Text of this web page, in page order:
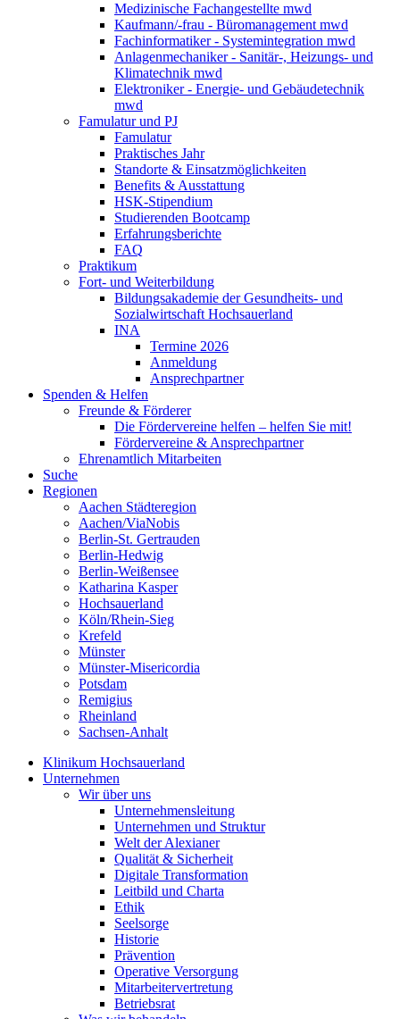
Medizinische Fachangestellte mwd
Kaufmann/-frau - Büromanagement mwd
Fachinformatiker - Systemintegration mwd
Anlagenmechaniker - Sanitär-, Heizungs- und
Klimatechnik mwd
Elektroniker - Energie- und Gebäudetechnik
mwd
Famulatur und PJ
Famulatur
Praktisches Jahr
Standorte & Einsatzmöglichkeiten
Benefits & Ausstattung
HSK-Stipendium
Studierenden Bootcamp
Erfahrungsberichte
FAQ
Praktikum
Fort- und Weiterbildung
Bildungsakademie der Gesundheits- und
Sozialwirtschaft Hochsauerland
INA
Termine 2026
Anmeldung
Ansprechpartner
Spenden & Helfen
Freunde & Förderer
Die Fördervereine helfen – helfen Sie mit!
Fördervereine & Ansprechpartner
Ehrenamtlich Mitarbeiten
Suche
Regionen
Aachen Städteregion
Aachen/ViaNobis
Berlin-St. Gertrauden
Berlin-Hedwig
Berlin-Weißensee
Katharina Kasper
Hochsauerland
Köln/Rhein-Sieg
Krefeld
Münster
Münster-Misericordia
Potsdam
Remigius
Rheinland
Sachsen-Anhalt
Klinikum Hochsauerland
Unternehmen
Wir über uns
Unternehmensleitung
Unternehmen und Struktur
Welt der Alexianer
Qualität & Sicherheit
Digitale Transformation
Leitbild und Charta
Ethik
Seelsorge
Historie
Prävention
Operative Versorgung
Mitarbeitervertretung
Betriebsrat